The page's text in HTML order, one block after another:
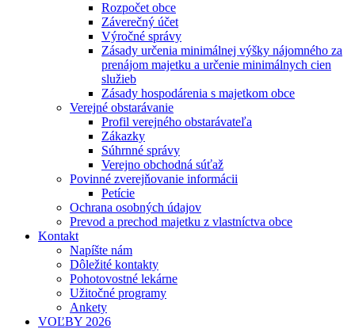
Rozpočet obce
Záverečný účet
Výročné správy
Zásady určenia minimálnej výšky nájomného za
prenájom majetku a určenie minimálnych cien
služieb
Zásady hospodárenia s majetkom obce
Verejné obstarávanie
Profil verejného obstarávateľa
Zákazky
Súhrnné správy
Verejno obchodná súťaž
Povinné zverejňovanie informácii
Petície
Ochrana osobných údajov
Prevod a prechod majetku z vlastníctva obce
Kontakt
Napíšte nám
Dôležité kontakty
Pohotovostné lekárne
Užitočné programy
Ankety
VOĽBY 2026